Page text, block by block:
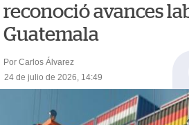
reconoció avances
Guatemala
Por Carlos Álvarez
24 de julio de 2026, 14:49